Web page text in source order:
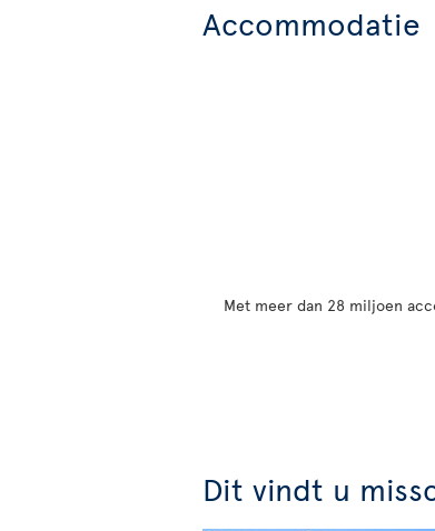
Accommodatie
Met meer dan 28 miljoen
Dit vindt u